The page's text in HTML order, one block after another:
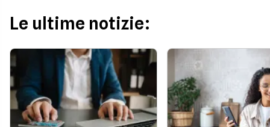
Le ultime notizie: